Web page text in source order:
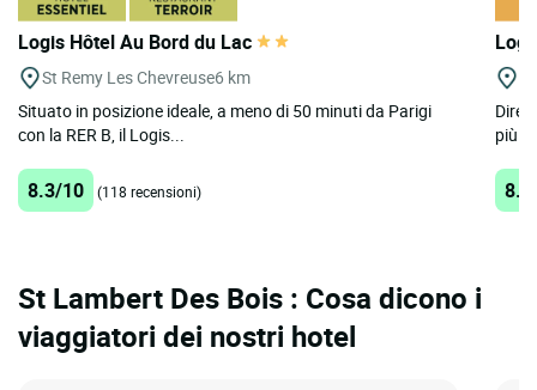
Logis Hôtel Au Bord du Lac
St Remy Les Chevreuse6 km
Situato in posizione ideale, a meno di 50 minuti da Parigi
con la RER B, il Logis...
8.3/10 (118 recensioni)
più
St Lambert Des Bois : Cosa dicono i
viaggiatori dei nostri hotel